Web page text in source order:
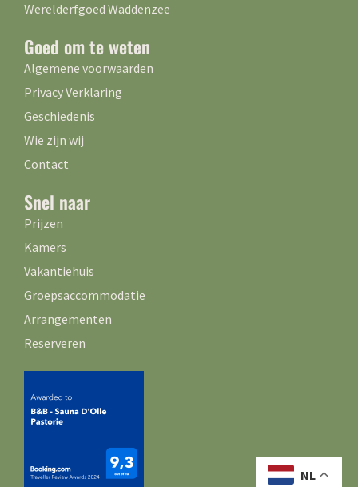
Werelderfgoed Waddenzee
Goed om te weten
Algemene voorwaarden
Privacy Verklaring
Geschiedenis
Wie zijn wij
Contact
Snel naar
Prijzen
Kamers
Vakantiehuis
Groepsaccommodatie
Arrangementen
Reserveren
NL